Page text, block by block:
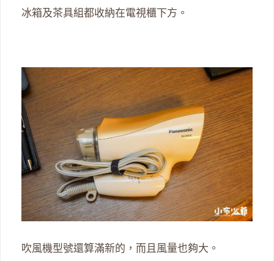
冰箱及茶具組都收納在電視櫃下方。
吹風機型號還算滿新的，而且風量也夠大。